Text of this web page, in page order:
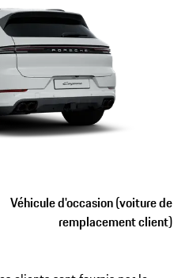
Véhicule d'occasion (voiture de
remplacement client)